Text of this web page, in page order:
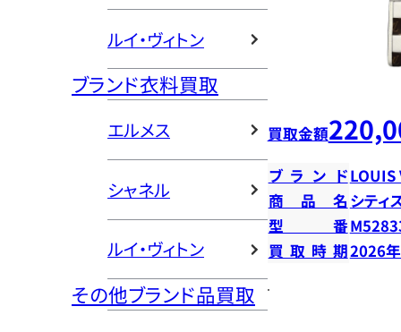
ルイ・ヴィトン
ブランド衣料買取
エルメス
シャネル
ルイ・ヴィトン
その他ブランド品買取
買取金額
ブランドLOUIS
商品名 シティ
型番
買取時期2026